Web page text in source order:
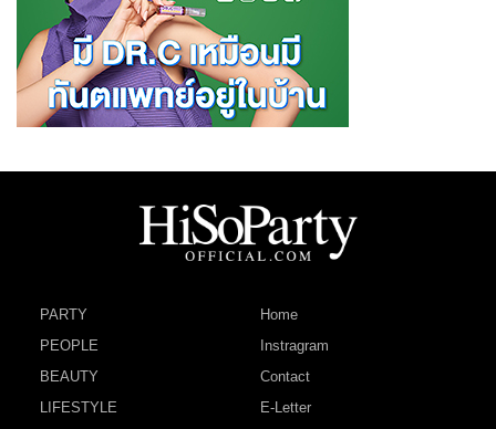
PARTY
PEOPLE
BEAUTY
LIFESTYLE
Home
Instragram
Contact
E-Letter